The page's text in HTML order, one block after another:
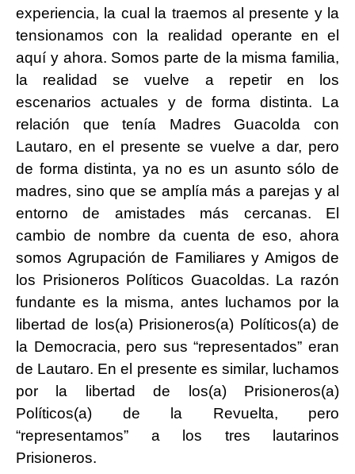
experiencia, la cual la traemos al presente y la
tensionamos con la realidad operante en el
aquí y ahora. Somos parte de la misma familia,
la realidad se vuelve a repetir en los
escenarios actuales y de forma distinta. La
relación que tenía Madres Guacolda con
Lautaro, en el presente se vuelve a dar, pero
de forma distinta, ya no es un asunto sólo de
madres, sino que se amplía más a parejas y al
entorno de amistades más cercanas. El
cambio de nombre da cuenta de eso, ahora
somos Agrupación de Familiares y Amigos de
los Prisioneros Políticos Guacoldas. La razón
fundante es la misma, antes luchamos por la
libertad de los(a) Prisioneros(a) Políticos(a) de
la Democracia, pero sus “representados” eran
de Lautaro. En el presente es similar, luchamos
por la libertad de los(a) Prisioneros(a)
Políticos(a) de la Revuelta, pero
“representamos” a los tres lautarinos
Prisioneros.